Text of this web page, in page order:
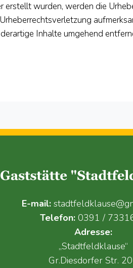
wurden, werden die
Inhalte umgehend
E-mail:
Telefon:0391 /
Adresse:
„Stadtfeldklause“
Gr.Diesdorfer Str.